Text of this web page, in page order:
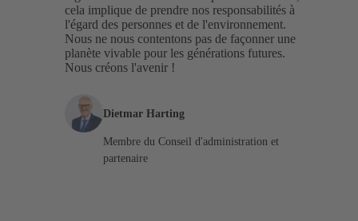
cela implique de prendre nos responsabilités à
l'égard des personnes et de l'environnement.
Nous ne nous contentons pas de façonner une
planète vivable pour les générations futures.
Nous créons l'avenir !
Dietmar Harting
Membre du Conseil d'administration et
partenaire